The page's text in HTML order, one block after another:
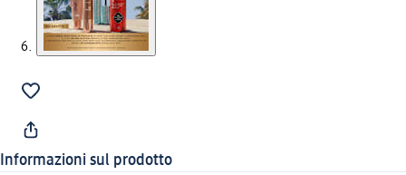
Informazioni sul prodotto